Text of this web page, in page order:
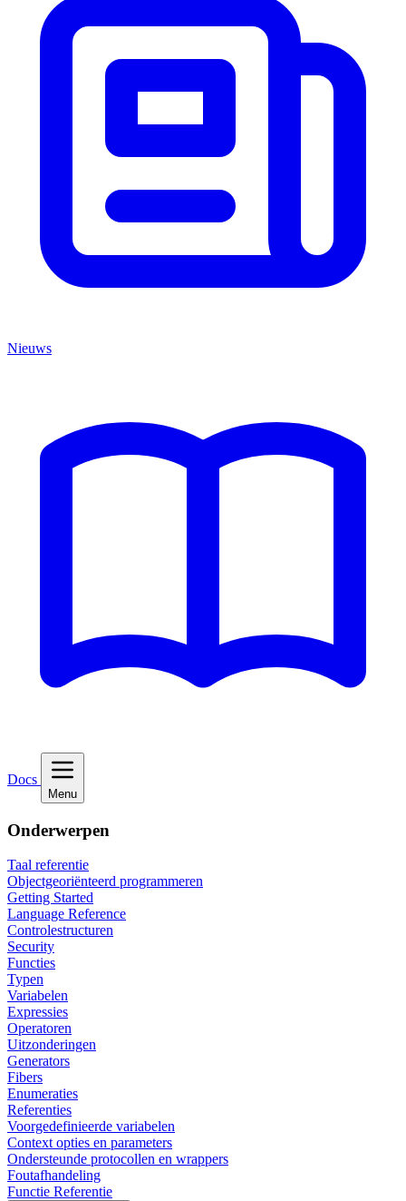
Nieuws
Docs
Menu
Onderwerpen
Taal referentie
Objectgeoriënteerd programmeren
Getting Started
Language Reference
Controlestructuren
Security
Functies
Typen
Variabelen
Expressies
Operatoren
Uitzonderingen
Generators
Fibers
Enumeraties
Referenties
Voorgedefinieerde variabelen
Context opties en parameters
Ondersteunde protocollen en wrappers
Foutafhandeling
Functie Referentie